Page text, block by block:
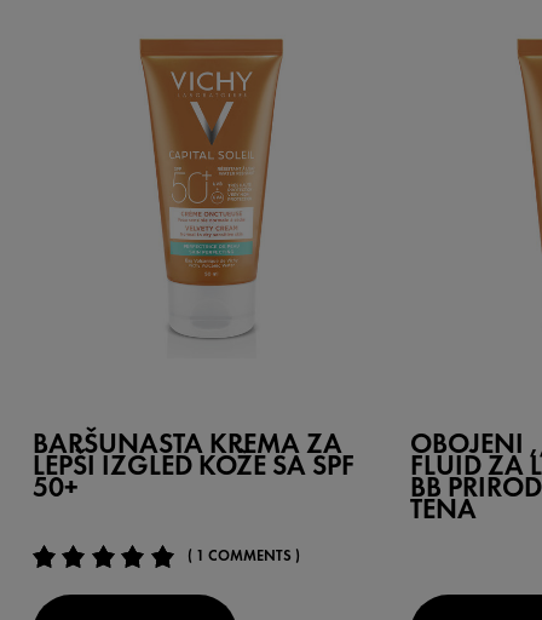
BARŠUNASTA KREMA ZA
LEPŠI IZGLED KOŽE SA SPF
50+
( 1 COMMENTS )
OBOJENI
FLUID ZA
BB
TENA